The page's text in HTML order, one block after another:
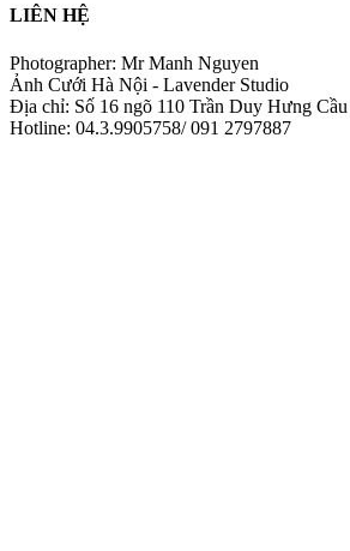
LIÊN HỆ
Photographer: Mr Manh Nguyen
Ảnh Cưới Hà Nội - Lavender Studio
Địa chỉ: Số 16 ngõ 110 Trần Duy Hưng
Hotline: 04.3.9905758/ 091 2797887